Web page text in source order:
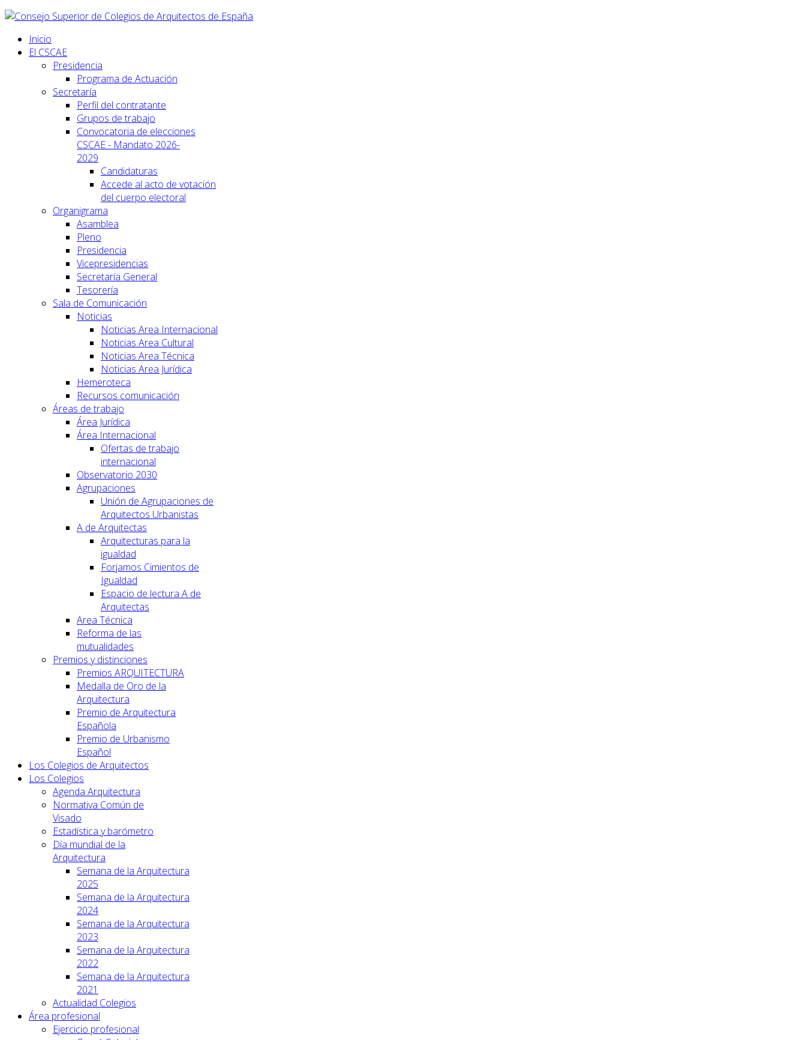
Inicio
El CSCAE
Presidencia
Programa de Actuación
Secretaría
Perfil del contratante
Grupos de trabajo
Convocatoria de elecciones
CSCAE - Mandato 2026-
2029
Candidaturas
Accede al acto de votación
del cuerpo electoral
Organigrama
Asamblea
Pleno
Presidencia
Vicepresidencias
Secretaría General
Tesorería
Sala de Comunicación
Noticias
Noticias Area Internacional
Noticias Area Cultural
Noticias Area Técnica
Noticias Area Jurídica
Hemeroteca
Recursos comunicación
Áreas de trabajo
Área Jurídica
Área Internacional
Ofertas de trabajo
internacional
Observatorio 2030
Agrupaciones
Unión de Agrupaciones de
Arquitectos Urbanistas
A de Arquitectas
Arquitecturas para la
igualdad
Forjamos Cimientos de
Igualdad
Espacio de lectura A de
Arquitectas
Area Técnica
Reforma de las
mutualidades
Premios y distinciones
Premios ARQUITECTURA
Medalla de Oro de la
Arquitectura
Premio de Arquitectura
Española
Premio de Urbanismo
Español
Los Colegios de Arquitectos
Los Colegios
Agenda Arquitectura
Normativa Común de
Visado
Estadística y barómetro
Día mundial de la
Arquitectura
Semana de la Arquitectura
2025
Semana de la Arquitectura
2024
Semana de la Arquitectura
2023
Semana de la Arquitectura
2022
Semana de la Arquitectura
2021
Actualidad Colegios
Área profesional
Ejercicio profesional